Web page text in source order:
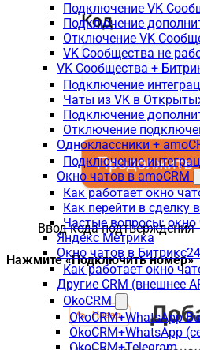
Подключение VK
Подключение
Отключение VK
VK Сообщества не
VK Сообщества +
Подключение
Чаты из VK в
Подключение
Отключение
Одноклассники +
Подключение
Окно чатов в amoCRM
Как работает окно
Как перейти в сделку
Частые вопросы: окно
Яндекс Метрика
Окно чатов в Битрикс24
Как работает окно
Другие CRM (внешнее
OkoCRM
OkoCRM+WhatsApp
OkoCRM+WhatsApp
Ввод кода подтверждения
Нажмите «Подключить номер»